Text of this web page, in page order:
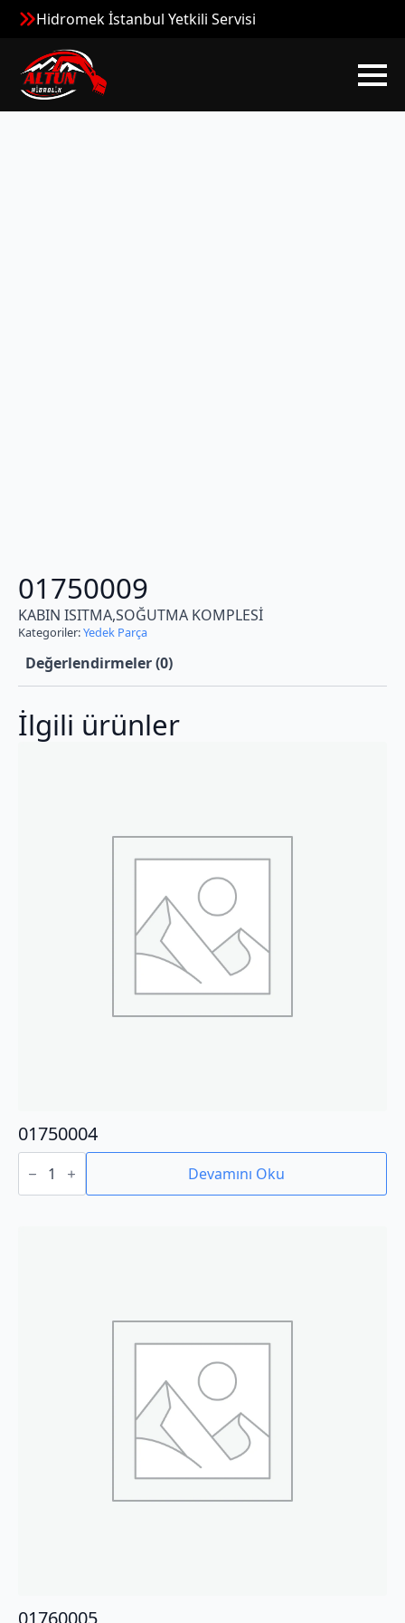
Hidromek İstanbul Yetkili Servisi
01750009
KABIN ISITMA,SOĞUTMA KOMPLESİ
Kategoriler:Yedek Parça
Değerlendirmeler (0)
İlgili ürünler
01750004
01750004
adet Devamını Oku
01760005